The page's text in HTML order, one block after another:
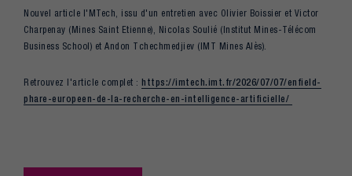
Nouvel article I'MTech, issu d'un entretien avec Olivier Boissier et Victor
Charpenay (Mines Saint Etienne), Nicolas Soulié (Institut Mines-Télécom
Business School) et Andon Tchechmedjiev (IMT Mines Alès).
Retrouvez l'article complet : https://imtech.imt.fr/2026/07/07/enfield-
phare-europeen-de-la-recherche-en-intelligence-artificielle/